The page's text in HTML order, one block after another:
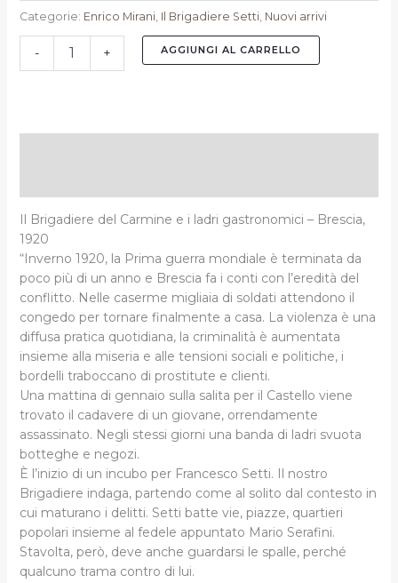
Categorie: Enrico Mirani, Il Brigadiere Setti, Nuovi arrivi
- + AGGIUNGI AL CARRELLO
Il Brigadiere del Carmine e i ladri gastronomici – Brescia,
1920
“Inverno 1920, la Prima guerra mondiale è terminata da
poco più di un anno e Brescia fa i conti con l’eredità del
conflitto. Nelle caserme migliaia di soldati attendono il
congedo per tornare finalmente a casa. La violenza è una
diffusa pratica quotidiana, la criminalità è aumentata
insieme alla miseria e alle tensioni sociali e politiche, i
bordelli traboccano di prostitute e clienti.
Una mattina di gennaio sulla salita per il Castello viene
trovato il cadavere di un giovane, orrendamente
assassinato. Negli stessi giorni una banda di ladri svuota
botteghe e negozi.
È l’inizio di un incubo per Francesco Setti. Il nostro
Brigadiere indaga, partendo come al solito dal contesto in
cui maturano i delitti. Setti batte vie, piazze, quartieri
popolari insieme al fedele appuntato Mario Serafini.
Stavolta, però, deve anche guardarsi le spalle, perché
qualcuno trama contro di lui.